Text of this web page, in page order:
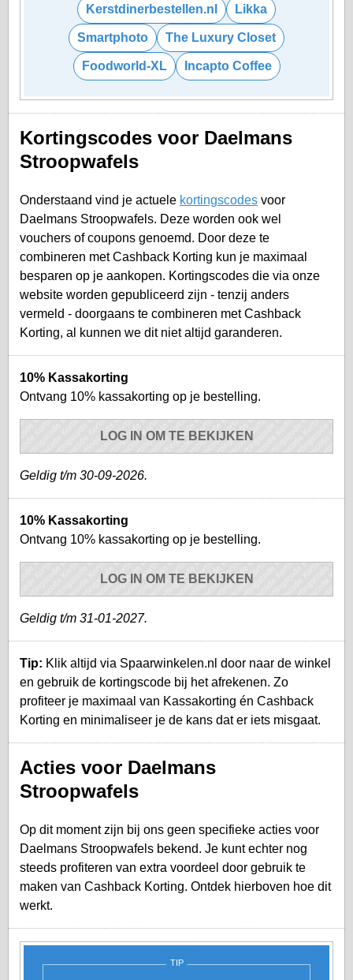
Kerstdinerbestellen.nl Likka
Smartphoto The Luxury Closet
Foodworld-XL Incapto Coffee
Kortingscodes voor Daelmans
Stroopwafels
Onderstaand vind je actuele kortingscodes voor
Daelmans Stroopwafels. Deze worden ook wel
vouchers of coupons genoemd. Door deze te
combineren met Cashback Korting kun je maximaal
besparen op je aankopen. Kortingscodes die via onze
website worden gepubliceerd zijn - tenzij anders
vermeld - doorgaans te combineren met Cashback
Korting, al kunnen we dit niet altijd garanderen.
10% Kassakorting
Ontvang 10% kassakorting op je bestelling.
LOG IN OM TE BEKIJKEN
Geldig t/m 30-09-2026.
10% Kassakorting
Ontvang 10% kassakorting op je bestelling.
LOG IN OM TE BEKIJKEN
Geldig t/m 31-01-2027.
Tip: Klik altijd via Spaarwinkelen.nl door naar de winkel
en gebruik de kortingscode bij het afrekenen. Zo
profiteer je maximaal van Kassakorting én Cashback
Korting en minimaliseer je de kans dat er iets misgaat.
Acties voor Daelmans
Stroopwafels
Op dit moment zijn bij ons geen specifieke acties voor
Daelmans Stroopwafels bekend. Je kunt echter nog
steeds profiteren van extra voordeel door gebruik te
maken van Cashback Korting. Ontdek hierboven hoe dit
werkt.
TIP